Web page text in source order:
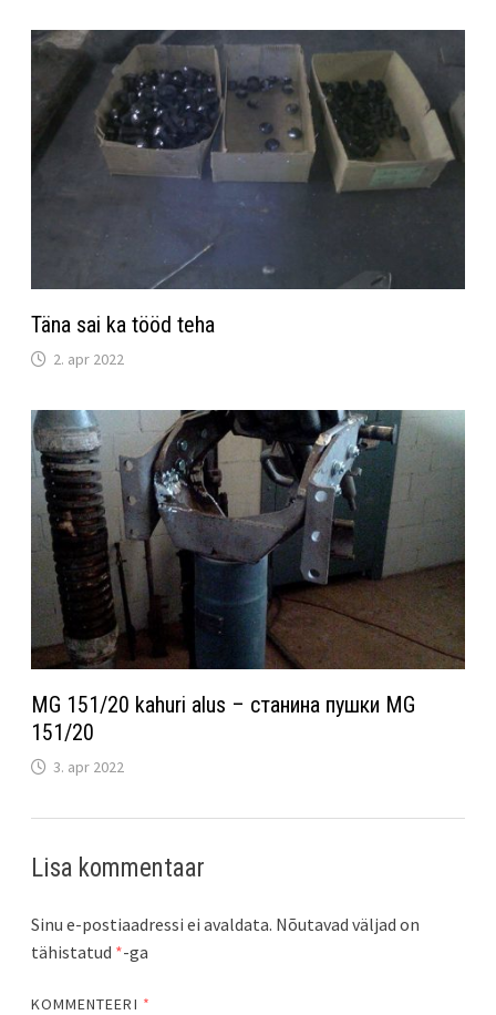
Täna sai ka tööd teha
2. apr 2022
MG 151/20 kahuri alus – станина пушки MG
151/20
3. apr 2022
Lisa kommentaar
Sinu e-postiaadressi ei avaldata. Nõutavad väljad on
tähistatud *-ga
KOMMENTEERI *